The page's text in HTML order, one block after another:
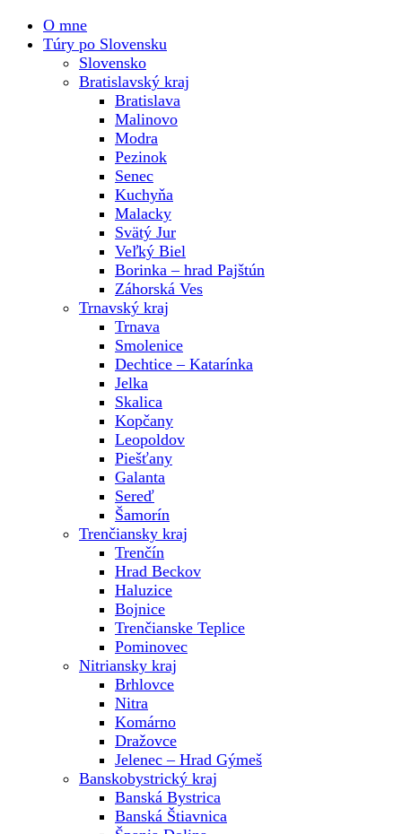
O mne
Túry po Slovensku
Slovensko
Bratislavský kraj
Bratislava
Malinovo
Modra
Pezinok
Senec
Kuchyňa
Malacky
Svätý Jur
Veľký Biel
Borinka – hrad Pajštún
Záhorská Ves
Trnavský kraj
Trnava
Smolenice
Dechtice – Katarínka
Jelka
Skalica
Kopčany
Leopoldov
Piešťany
Galanta
Sereď
Šamorín
Trenčiansky kraj
Trenčín
Hrad Beckov
Haluzice
Bojnice
Trenčianske Teplice
Pominovec
Nitriansky kraj
Brhlovce
Nitra
Komárno
Dražovce
Jelenec – Hrad Gýmeš
Banskobystrický kraj
Banská Bystrica
Banská Štiavnica